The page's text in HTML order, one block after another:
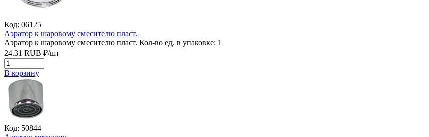
Код: 06125
Аэратор к шаровому смесителю пласт.
Аэратор к шаровому смесителю пласт. Кол-во ед. в упаковке: 1
24.31 RUB ₽/шт
В корзину
Код: 50844